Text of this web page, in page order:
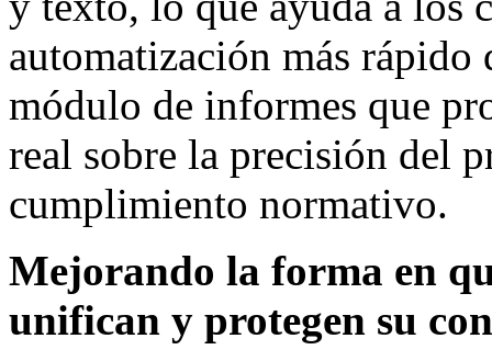
automatización más rápido
módulo de informes que
real sobre la precisión del
cumplimiento normativo.
Mejorando la forma en
unifican y protegen su